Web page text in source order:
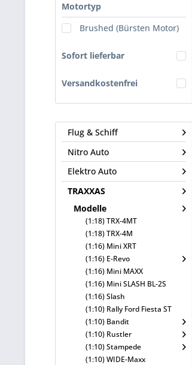
Motortyp
Brushed (Bürsten Motor)
Sofort lieferbar
Versandkostenfrei
Flug & Schiff
Nitro Auto
Elektro Auto
TRAXXAS
Modelle
(1:18) TRX-4MT
(1:18) TRX-4M
(1:16) Mini XRT
(1:16) E-Revo
(1:16) Mini MAXX
(1:16) Mini SLASH BL-2S
(1:16) Slash
(1:10) Rally Ford Fiesta ST
(1:10) Bandit
(1:10) Rustler
(1:10) Stampede
(1:10) WIDE-Maxx